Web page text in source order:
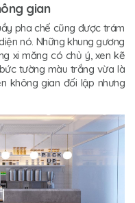
gian
pha chế cũng được trám
nó. Những khung gương
xi măng có chủ ý, xen kẽ
tường màu trắng vừa là
không gian đối lập nhưng